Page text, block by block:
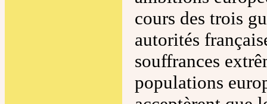
cours des trois
autorités
souffrances
populations